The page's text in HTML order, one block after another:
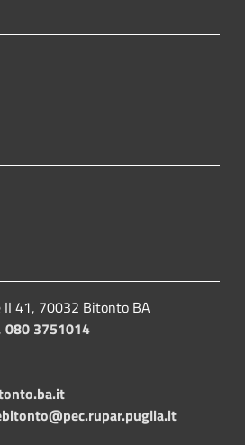
II 41, 70032 Bitonto BA
, 080 3751014